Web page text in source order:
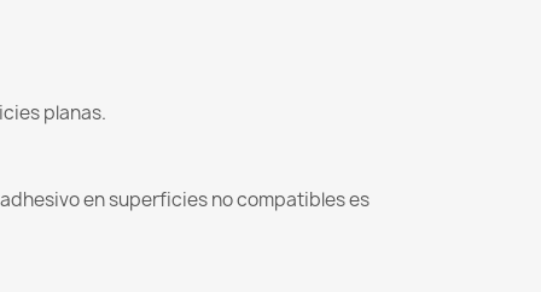
planas.
en superficies no compatibles es